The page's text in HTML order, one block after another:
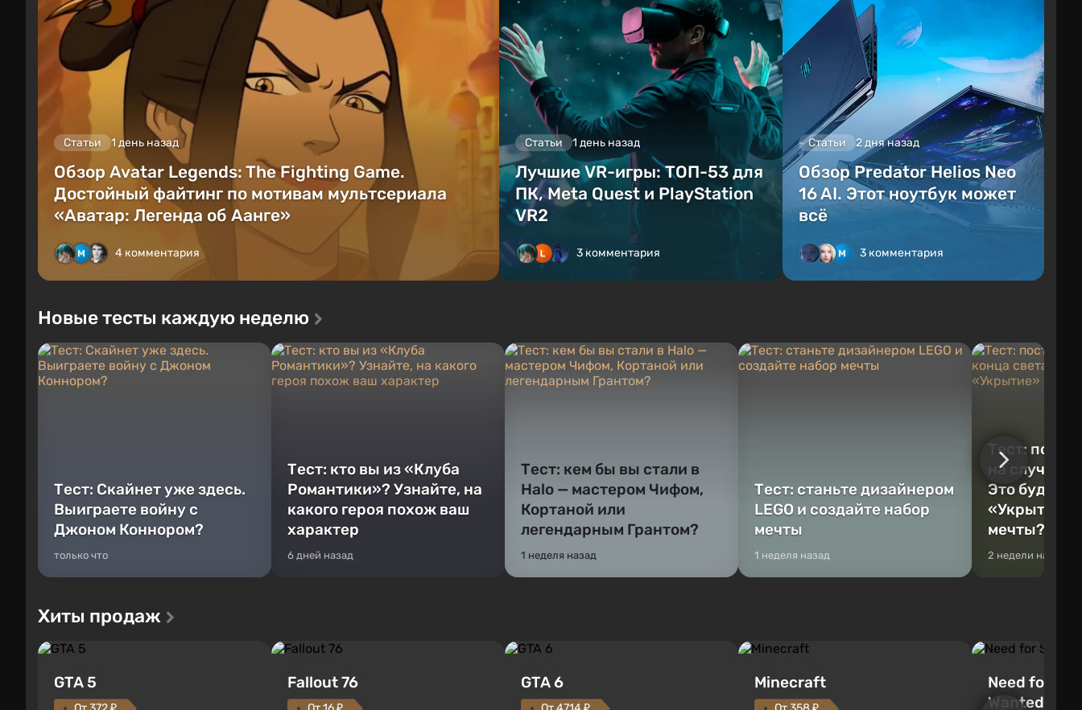
Статьи 1 день назад
Обзор Avatar Legends: The Fighting Game.
Достойный файтинг по мотивам мультсериала
«Аватар: Легенда об Аанге»
4 комментария
Статьи 1 день назад
Лучшие VR-игры: ТОП-53 для
ПК, Meta Quest и PlayStation
VR2
3 комментария
Статьи 2 дня назад
Обзор Predator Helios Neo
16 AI. Этот ноутбук может
всё
3 комментария
Новые тесты каждую неделю
Тест: Скайнет уже здесь.
Выиграете войну с
Джоном Коннором?
только что
Тест: кто вы из «Клуба
Романтики»? Узнайте, на
какого героя похож ваш
характер
6 дней назад
Тест: кем бы вы стали в
Halo — мастером Чифом,
Кортаной или
легендарным Грантом?
1 неделя назад
Тест: станьте дизайнером
LEGO и создайте набор
мечты
1 неделя назад
Тест:
на случай
Это будет
«Укрытие»
мечты?
2 недели назад
Хиты продаж
GTA 5 Fallout 76 GTA 6 Minecraft
Need for
Wanted